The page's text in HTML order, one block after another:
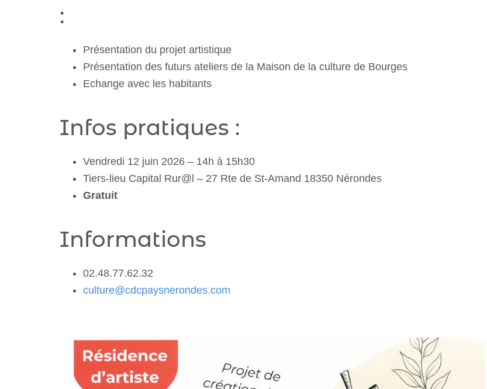
:
Présentation du projet artistique
Présentation des futurs ateliers de la Maison de la culture de Bourges
Echange avec les habitants
Infos pratiques :
Vendredi 12 juin 2026 – 14h à 15h30
Tiers-lieu Capital Rur@l – 27 Rte de St-Amand 18350 Nérondes
Gratuit
Informations
02.48.77.62.32
culture@cdcpaysnerondes.com